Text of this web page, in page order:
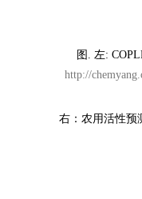
图. 左:
http://
右：农用活性预